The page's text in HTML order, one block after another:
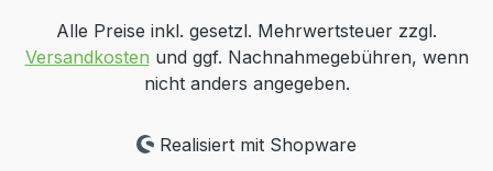
Alle Preise inkl. gesetzl. Mehrwertsteuer zzgl.
Versandkosten und ggf. Nachnahmegebühren, wenn
nicht anders angegeben.
Realisiert mit Shopware